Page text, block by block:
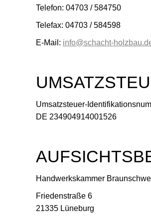
Telefon: 04703 / 584750
Telefax: 04703 / 584598
E-Mail: info@schacht-
Umsatzsteuer-
DE 234904914001526
Handwerkskammer
Friedenstraße 6
21335 Lüneburg